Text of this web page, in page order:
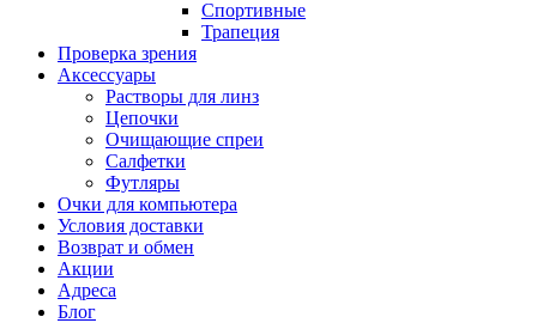
Спортивные
Трапеция
Проверка зрения
Аксессуары
Растворы для линз
Цепочки
Очищающие спреи
Салфетки
Футляры
Очки для компьютера
Условия доставки
Возврат и обмен
Акции
Адреса
Блог